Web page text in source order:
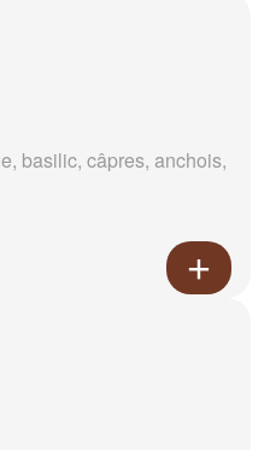
basilic, câpres, anchois,